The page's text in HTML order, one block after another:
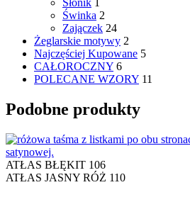
Słonik 1
Świnka 2
Zajączek 24
Żeglarskie motywy 2
Najczęściej Kupowane 5
CAŁOROCZNY 6
POLECANE WZORY 11
Podobne produkty
ATŁAS BŁĘKIT 106
ATŁAS JASNY RÓŻ 110